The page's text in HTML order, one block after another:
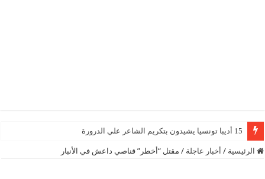
15 أديبا تونسيا يشيدون بتكريم الشاعر علي الدرورة
الرئيسية / أخبار عاجلة / مقتل “أخطر” قناصي داعش في الأنبار